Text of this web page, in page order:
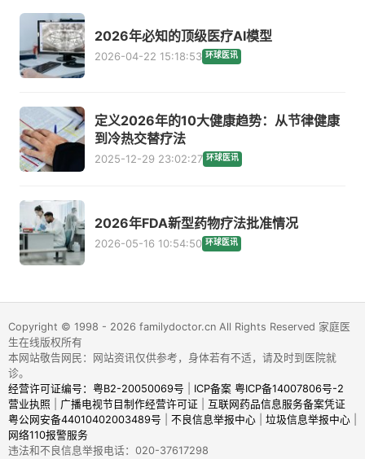
2026年必知的顶级医疗AI模型
2026-04-22 15:18:53 环球医讯
定义2026年的10大健康趋势：从节律健康
到冷热交替疗法
2025-12-29 23:02:27 环球医讯
2026年FDA新型药物疗法批准情况
2026-05-16 10:54:50 环球医讯
Copyright © 1998 - 2026 familydoctor.cn All Rights Reserved 家庭医
生在线版权所有
本网站敬告网民：网站资讯仅供参考，身体若有不适，请及时到医院就
诊。
经营许可证编号：粤B2-20050069号
ICP备案 粤ICP备14007806号-2
营业执照
广播电视节目制作经营许可证
互联网药品信息服务备案凭证
粤公网安备44010402003489号
不良信息举报中心| 垃圾信息举报中心|
网络110报警服务
违法和不良信息举报电话：020-37617298